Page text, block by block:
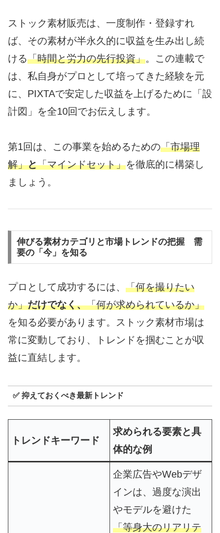
ストック素材販売は、一度制作・登録すれ
ば、その素材が半永久的に収益を生み出し続
ける「時間と労力の先行投資」。この連載で
は、私自身がプロとして培ってきた経験を元
に、PIXTAで安定した収益を上げるために「設
計図」を全10回でお伝えします。
第1回は、この事業を始めるための「市場理
解」と「マインドセット」を徹底的に構築し
ましょう。
伸びる素材カテゴリと市場トレンドの把握 需
要の「今」を知る
プロとして成功するには、 「何を撮りたい
か」だけでなく、「何が求められているか」
を知る必要があります。ストック素材市場は
常に変動しており、トレンドを掴むことが収
益に直結します。
✅ 抑えておくべき最新トレンド
トレンドキーワード
求められる要素と具
体的な例
企業広告やWebデザ
インは、過度な演出
やモデルを避けた
「等身大のリアリテ